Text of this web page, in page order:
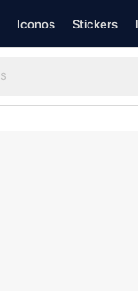
Iconos Stickers